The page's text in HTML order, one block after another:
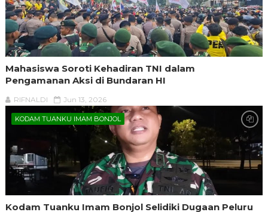
Mahasiswa Soroti Kehadiran TNI dalam
Pengamanan Aksi di Bundaran HI
RIFNALDI Jun 13, 2026
KODAM TUANKU IMAM BONJOL
Kodam Tuanku Imam Bonjol Selidiki Dugaan Peluru